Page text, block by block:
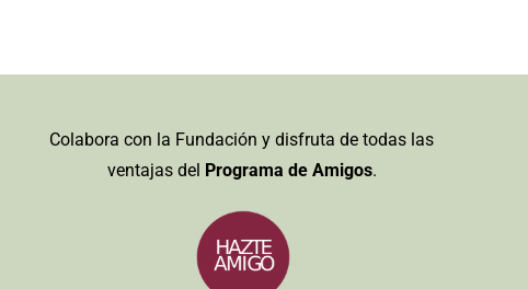
Colabora con la Fundación y disfruta de todas las
ventajas del Programa de Amigos.